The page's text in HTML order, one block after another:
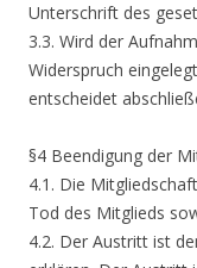
Unterschrift des
3.3. Wird der
Widerspruch
entscheidet
§4 Beendigung der
4.1. Die
Tod des Mitglieds
4.2. Der Austritt ist